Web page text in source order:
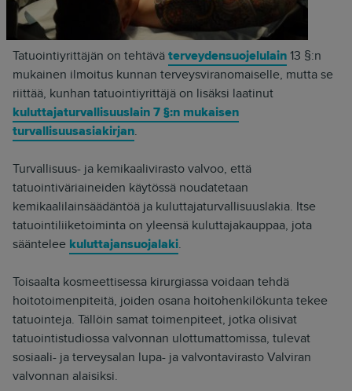
Tatuointiyrittäjän on tehtäväterveydensuojelulain13 §:n
mukainen ilmoitus kunnan terveysviranomaiselle, mutta se
riittää, kunhan tatuointiyrittäjä on lisäksi laatinut
kuluttajaturvallisuuslain 7 §:n mukaisen
turvallisuusasiakirjan.
Turvallisuus- ja kemikaalivirasto valvoo, että
tatuointiväriaineiden käytössä noudatetaan
kemikaalilainsäädäntöä ja kuluttajaturvallisuuslakia. Itse
tatuointiliiketoiminta on yleensä kuluttajakauppaa, jota
sääntelee kuluttajansuojalaki.
Toisaalta kosmeettisessa kirurgiassa voidaan tehdä
hoitotoimenpiteitä, joiden osana hoitohenkilökunta tekee
tatuointeja. Tällöin samat toimenpiteet, jotka olisivat
tatuointistudiossa valvonnan ulottumattomissa, tulevat
sosiaali- ja terveysalan lupa- ja valvontavirasto Valviran
valvonnan alaisiksi.